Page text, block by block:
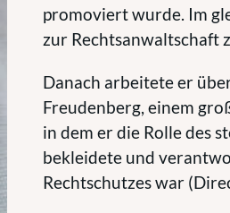
promoviert wurde. Im
zur Rechtsanwaltschaft
Danach arbeitete er
Freudenberg, einem
in dem er die Rolle des
bekleidete und
Rechtschutzes war